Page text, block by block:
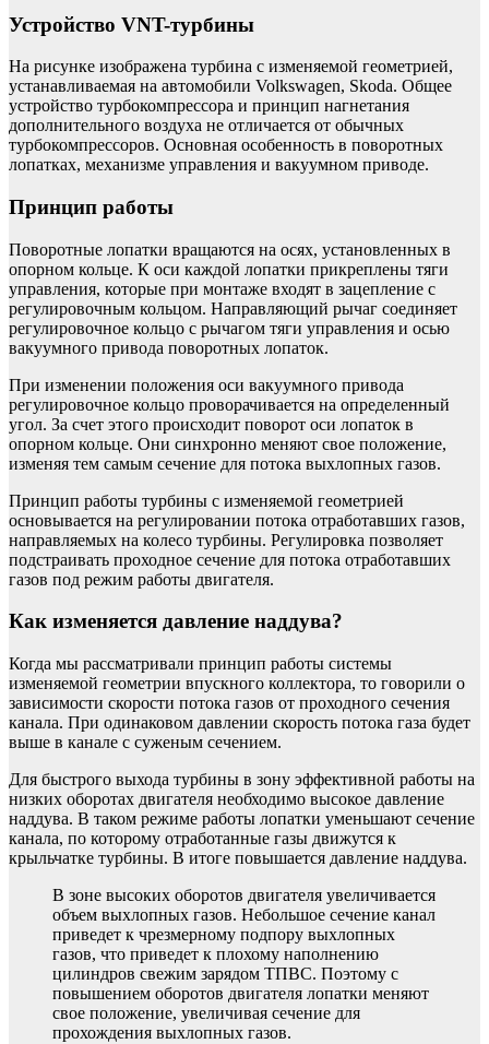
Устройство VNT-турбины
На рисунке изображена турбина с изменяемой геометрией,
устанавливаемая на автомобили Volkswagen, Skoda. Общее
устройство турбокомпрессора и принцип нагнетания
дополнительного воздуха не отличается от обычных
турбокомпрессоров. Основная особенность в поворотных
лопатках, механизме управления и вакуумном приводе.
Принцип работы
Поворотные лопатки вращаются на осях, установленных в
опорном кольце. К оси каждой лопатки прикреплены тяги
управления, которые при монтаже входят в зацепление с
регулировочным кольцом. Направляющий рычаг соединяет
регулировочное кольцо с рычагом тяги управления и осью
вакуумного привода поворотных лопаток.
При изменении положения оси вакуумного привода
регулировочное кольцо проворачивается на определенный
угол. За счет этого происходит поворот оси лопаток в
опорном кольце. Они синхронно меняют свое положение,
изменяя тем самым сечение для потока выхлопных газов.
Принцип работы турбины с изменяемой геометрией
основывается на регулировании потока отработавших газов,
направляемых на колесо турбины. Регулировка позволяет
подстраивать проходное сечение для потока отработавших
газов под режим работы двигателя.
Как изменяется давление наддува?
Когда мы рассматривали принцип работы системы
изменяемой геометрии впускного коллектора, то говорили о
зависимости скорости потока газов от проходного сечения
канала. При одинаковом давлении скорость потока газа будет
выше в канале с суженым сечением.
Для быстрого выхода турбины в зону эффективной работы на
низких оборотах двигателя необходимо высокое давление
наддува. В таком режиме работы лопатки уменьшают сечение
канала, по которому отработанные газы движутся к
крыльчатке турбины. В итоге повышается давление наддува.
В зоне высоких оборотов двигателя увеличивается
объем выхлопных газов. Небольшое сечение канал
приведет к чрезмерному подпору выхлопных
газов, что приведет к плохому наполнению
цилиндров свежим зарядом ТПВС. Поэтому с
повышением оборотов двигателя лопатки меняют
свое положение, увеличивая сечение для
прохождения выхлопных газов.